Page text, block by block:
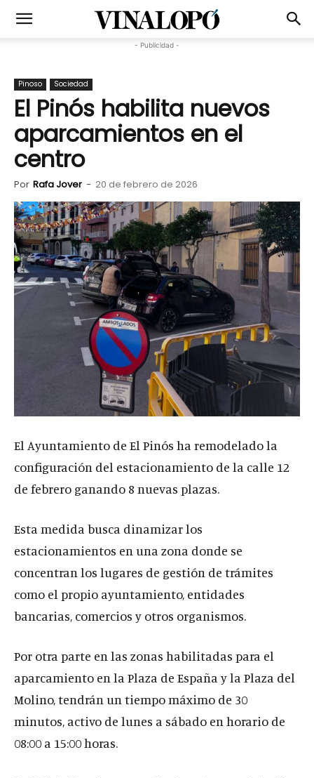
- Publicidad -
Pinoso Sociedad
El Pinós habilita nuevos
aparcamientos en el
centro
Por Rafa Jover - 20 de febrero de 2026
El Ayuntamiento de El Pinós ha remodelado la
configuración del estacionamiento de la calle 12
de febrero ganando 8 nuevas plazas.
Esta medida busca dinamizar los
estacionamientos en una zona donde se
concentran los lugares de gestión de trámites
como el propio ayuntamiento, entidades
bancarias, comercios y otros organismos.
Por otra parte en las zonas habilitadas para el
aparcamiento en la Plaza de España y la Plaza del
Molino, tendrán un tiempo máximo de 30
minutos, activo de lunes a sábado en horario de
08:00 a 15:00 horas.